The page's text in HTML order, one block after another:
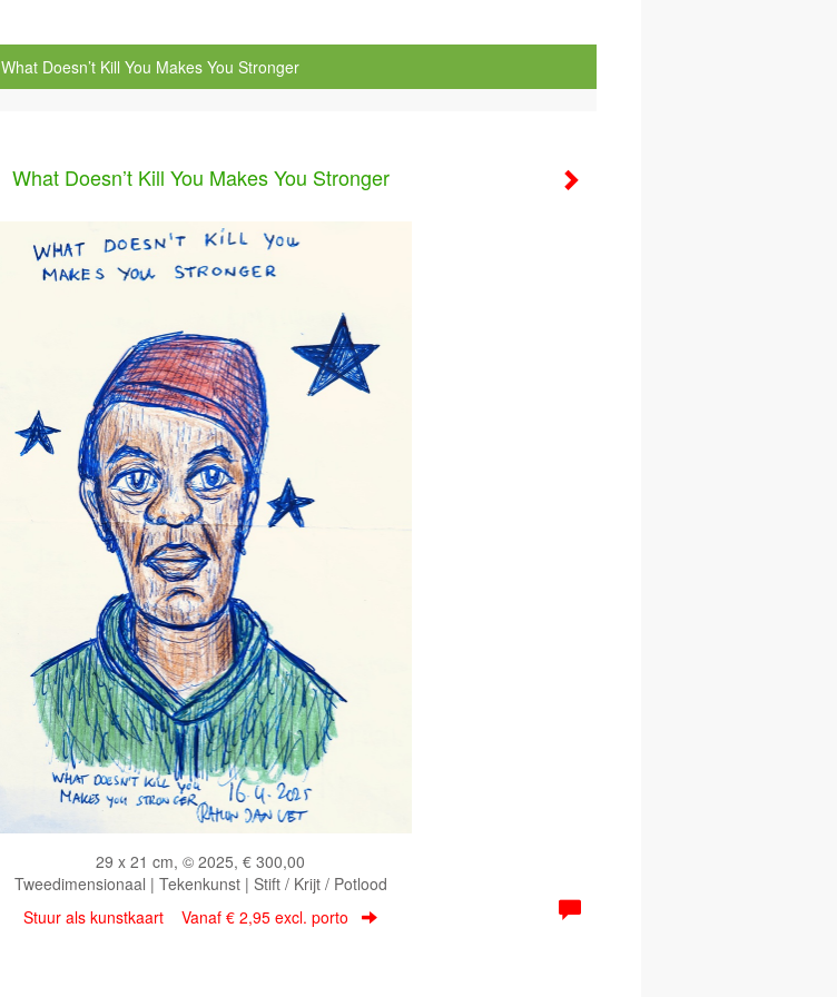
What Doesn’t Kill You Makes You Stronger
What Doesn’t Kill You Makes You Stronger
29 x 21 cm, © 2025, € 300,00
Tweedimensionaal | Tekenkunst | Stift / Krijt / Potlood
Stuur als kunstkaart Vanaf € 2,95 excl. porto